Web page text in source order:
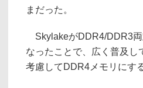
まだった。
SkylakeがDDR4/DDR3両
なったことで、広く普及
考慮してDDR4メモリにす